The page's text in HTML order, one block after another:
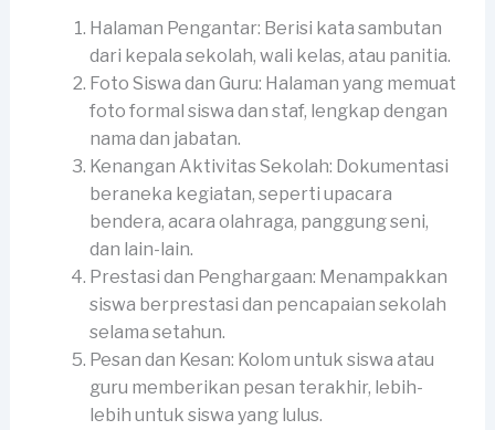
Halaman Pengantar: Berisi kata sambutan
dari kepala sekolah, wali kelas, atau panitia.
Foto Siswa dan Guru: Halaman yang memuat
foto formal siswa dan staf, lengkap dengan
nama dan jabatan.
Kenangan Aktivitas Sekolah: Dokumentasi
beraneka kegiatan, seperti upacara
bendera, acara olahraga, panggung seni,
dan lain-lain.
Prestasi dan Penghargaan: Menampakkan
siswa berprestasi dan pencapaian sekolah
selama setahun.
Pesan dan Kesan: Kolom untuk siswa atau
guru memberikan pesan terakhir, lebih-
lebih untuk siswa yang lulus.